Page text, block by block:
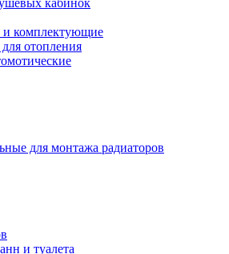
кабинок
и комплектующие
отопления
для монтажа радиаторов
и туалета